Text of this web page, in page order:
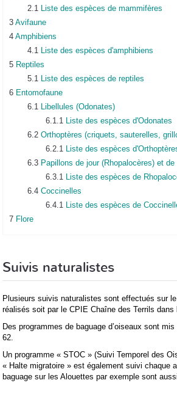
2.1 Liste des espèces de mammifères
3 Avifaune
4 Amphibiens
4.1 Liste des espèces d'amphibiens
5 Reptiles
5.1 Liste des espèces de reptiles
6 Entomofaune
6.1 Libellules (Odonates)
6.1.1 Liste des espèces d'Odonates
6.2 Orthoptères (criquets, sauterelles,
6.2.1 Liste des espèces
6.3 Papillons de jour (Rhopalocères) et
6.3.1 Liste des espèces de
6.4 Coccinelles
6.4.1 Liste des espèces de
7 Flore
Suivis naturalistes
Plusieurs suivis naturalistes sont effectués sur
réalisés soit par le CPIE Chaîne des Terrils
Des programmes de baguage d’oiseaux sont
62.
Un programme « STOC » (Suivi Temporel des
« Halte migratoire » est également suivi chaque
baguage sur les Alouettes par exemple sont